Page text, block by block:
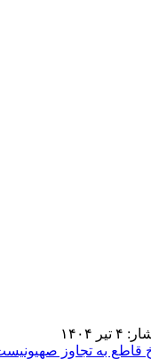
۱۴۰۴
قاطع به تجاوز